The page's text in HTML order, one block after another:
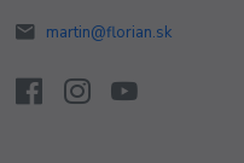
martin@florian.sk